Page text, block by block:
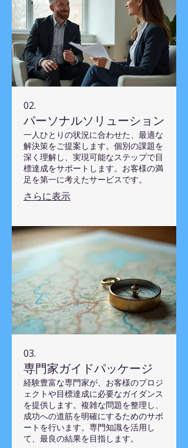
02.
パーソナルソリューション
一人ひとりの状況に合わせた、最適な
解決策をご提案します。個別の課題を
深く理解し、実現可能なステップで目
標達成をサポートします。お客様の満
足を第一に考えたサービスです。
さらに表示
03.
専門家ガイドパッケージ
経験豊富な専門家が、お客様のプロジ
ェクトや目標達成に必要なガイダンス
を提供します。複雑な問題を整理し、
成功への道筋を明確にするためのサポ
ートを行います。専門知識を活用し
て、最良の結果を目指します。